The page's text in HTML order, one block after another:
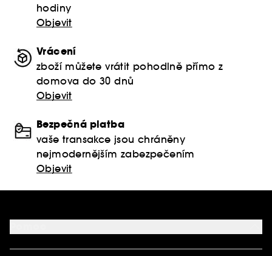
hodiny
Objevit
Vrácení
zboží můžete vrátit pohodlně přímo z
domova do 30 dnů
Objevit
Bezpečná platba
vaše transakce jsou chráněny
nejmodernějším zabezpečením
Objevit
FAQ